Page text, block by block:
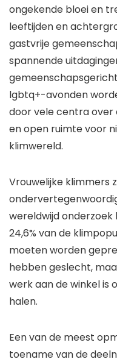
ongekende bloei en
leeftijden en
gastvrije
spannende
lgbtq+-avonden
door vele centra over
en open ruimte voor
klimwereld.
Vrouwelijke klimmers
wereldwijd
24,6% van de
moeten worden
hebben geslecht,
werk aan de winkel is
halen.
Een van de meest
toename van de